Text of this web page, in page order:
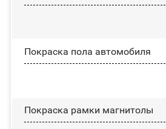
Покраска пола автомобиля
Покраска рамки магнитолы